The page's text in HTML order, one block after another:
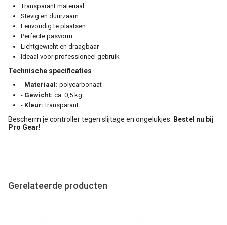
Transparant materiaal
Stevig en duurzaam
Eenvoudig te plaatsen
Perfecte pasvorm
Lichtgewicht en draagbaar
Ideaal voor professioneel gebruik
Technische specificaties
- Materiaal: polycarbonaat
- Gewicht: ca. 0,5 kg
- Kleur: transparant
Bescherm je controller tegen slijtage en ongelukjes.
Bestel nu bij
Pro Gear!
Gerelateerde producten